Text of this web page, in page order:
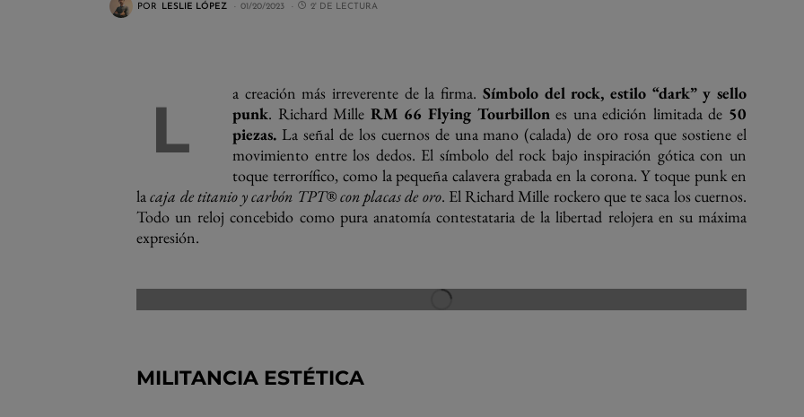
POR LESLIE LÓPEZ 01/20/2023 2' DE LECTURA
L a creación más irreverente de la firma. Símbolo del rock, estilo “dark” y sello
punk. Richard Mille RM 66 Flying Tourbillones una edición limitada de 50
piezas. La señal de los cuernos de una mano (calada) de oro rosa que sostiene el
movimiento entre los dedos. El símbolo del rock bajo inspiración gótica con un
toque terrorífico, como la pequeña calavera grabada en la corona. Y toque punk en
lacaja de titanio y carbón TPT® con placas de oro. El Richard Mille rockero que te saca los cuernos.
Todo un reloj concebido como pura anatomía contestataria de la libertad relojera en su máxima
expresión.
MILITANCIA ESTÉTICA